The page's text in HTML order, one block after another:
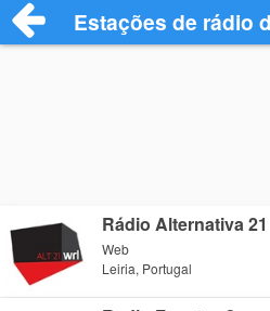
Estações de rádio
Rádio Alternativa 21
Web
Leiria, Portugal